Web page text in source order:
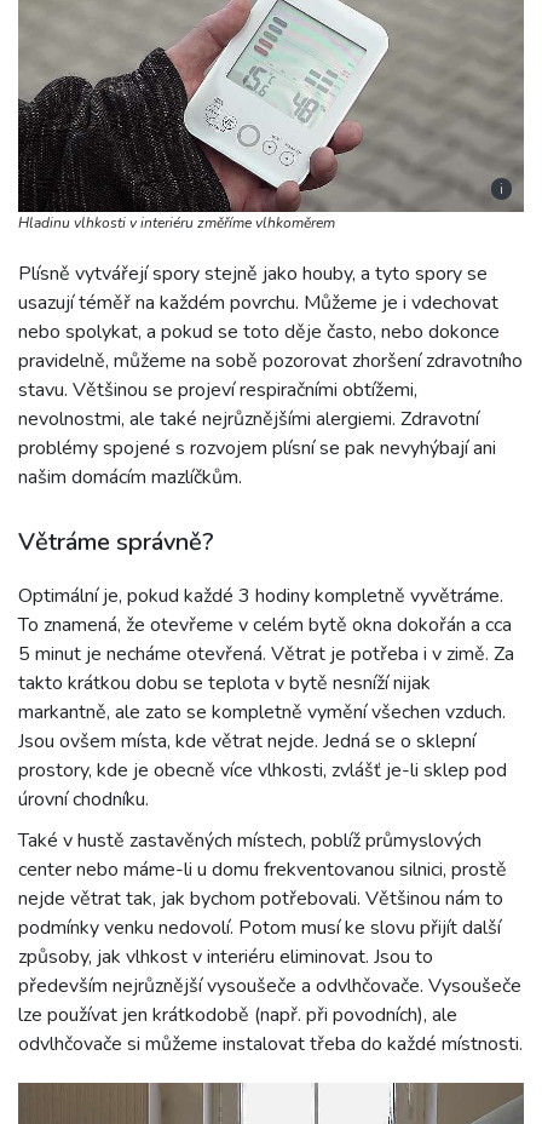
i
Hladinu vlhkosti v interiéru změříme vlhkoměrem
Plísně vytvářejí spory stejně jako houby, a tyto spory se
usazují téměř na každém povrchu. Můžeme je i vdechovat
nebo spolykat, a pokud se toto děje často, nebo dokonce
pravidelně, můžeme na sobě pozorovat zhoršení zdravotního
stavu. Většinou se projeví respiračními obtížemi,
nevolnostmi, ale také nejrůznějšími alergiemi. Zdravotní
problémy spojené s rozvojem plísní se pak nevyhýbají ani
našim domácím mazlíčkům.
Větráme správně?
Optimální je, pokud každé 3 hodiny kompletně vyvětráme.
To znamená, že otevřeme v celém bytě okna dokořán a cca
5 minut je necháme otevřená. Větrat je potřeba i v zimě. Za
takto krátkou dobu se teplota v bytě nesníží nijak
markantně, ale zato se kompletně vymění všechen vzduch.
Jsou ovšem místa, kde větrat nejde. Jedná se o sklepní
prostory, kde je obecně více vlhkosti, zvlášť je-li sklep pod
úrovní chodníku.
Také v hustě zastavěných místech, poblíž průmyslových
center nebo máme-li u domu frekventovanou silnici, prostě
nejde větrat tak, jak bychom potřebovali. Většinou nám to
podmínky venku nedovolí. Potom musí ke slovu přijít další
způsoby, jak vlhkost v interiéru eliminovat. Jsou to
především nejrůznější vysoušeče a odvlhčovače. Vysoušeče
lze používat jen krátkodobě (např. při povodních), ale
odvlhčovače si můžeme instalovat třeba do každé místnosti.